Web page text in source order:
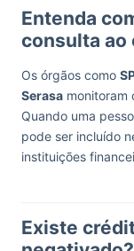
Entenda
consulta ao
Os órgãos como
Serasa monitoram
Quando uma
pode ser incluído
instituições
Existe